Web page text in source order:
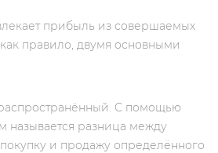
прибыль из совершаемых
правило, двумя основными
С помощью
называется разница между
и продажу определённого